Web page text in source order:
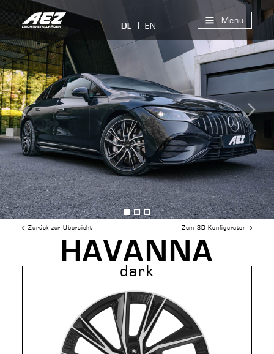
DE EN
Menü
BildBildBild
anzeigen
HAVANNA
dark
Zurück zur Übersicht Zum 3D Konfigurator